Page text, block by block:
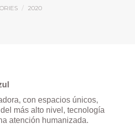
2020
con espacios únicos,
más alto nivel, tecnología
atención humanizada.